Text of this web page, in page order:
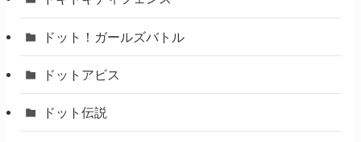
ドット！ガールズバトル
ドットアビス
ドット伝説